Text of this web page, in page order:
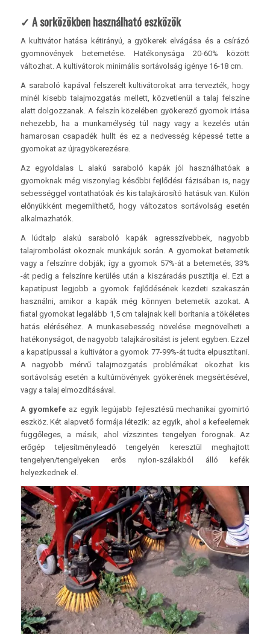
✓ A sorközökben használható eszközök
A kultivátor hatása kétirányú, a gyökerek elvágása és a csírázó
gyomnövények betemetése. Hatékonysága 20-60% között
változhat. A kultivátorok minimális sortávolság igénye 16-18 cm.
A saraboló kapával felszerelt kultivátorokat arra tervezték, hogy
minél kisebb talajmozgatás mellett, közvetlenül a talaj felszíne
alatt dolgozzanak. A felszín közelében gyökerező gyomok irtása
nehezebb, ha a munkamélység túl nagy vagy a kezelés után
hamarosan csapadék hullt és ez a nedvesség képessé tette a
gyomokat az újragyökerezésre.
Az egyoldalas L alakú saraboló kapák jól használhatóak a
gyomoknak még viszonylag későbbi fejlődési fázisában is, nagy
sebességgel vontathatóak és kis talajkárosító hatásuk van. Külön
előnyükként megemlíthető, hogy változatos sortávolság esetén
alkalmazhatók.
A lúdtalp alakú saraboló kapák agresszívebbek, nagyobb
talajrombolást okoznak munkájuk során. A gyomokat betemetik
vagy a felszínre dobják; így a gyomok 57%-át a betemetés, 33%
-át pedig a felszínre kerülés után a kiszáradás pusztítja el. Ezt a
kapatípust legjobb a gyomok fejlődésének kezdeti szakaszán
használni, amikor a kapák még könnyen betemetik azokat. A
fiatal gyomokat legalább 1,5 cm talajnak kell borítania a tökéletes
hatás eléréséhez. A munkasebesség növelése megnövelheti a
hatékonyságot, de nagyobb talajkárosítást is jelent egyben. Ezzel
a kapatípussal a kultivátor a gyomok 77-99%-át tudta elpusztítani.
A nagyobb mérvű talajmozgatás problémákat okozhat kis
sortávolság esetén a kultúrnövények gyökerének megsértésével,
vagy a talaj elmozdításával.
A gyomkefe az egyik legújabb fejlesztésű mechanikai gyomirtó
eszköz. Két alapvető formája létezik: az egyik, ahol a kefeelemek
függőleges, a másik, ahol vízszintes tengelyen forognak. Az
erőgép teljesítményleadó tengelyén keresztül meghajtott
tengelyen/tengelyeken erős nylon-szálakból álló kefék
helyezkednek el.